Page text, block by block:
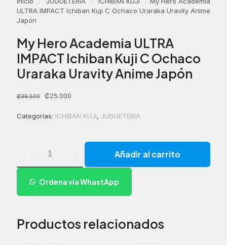
ULTRA IMPACT Ichiban Kuji C Ochaco Uraraka Uravity Anime
Japón
My Hero Academia ULTRA
IMPACT Ichiban Kuji C Ochaco
Uraraka Uravity Anime Japón
₡39.500
El
original
₡25.000
actual
Categorías: ICHIBAN KUJI, JUGUETERIA
IMPACT
Ichiban
Ochaco
Añadir al carrito
Ordena vía WhastApp
Productos relacionados